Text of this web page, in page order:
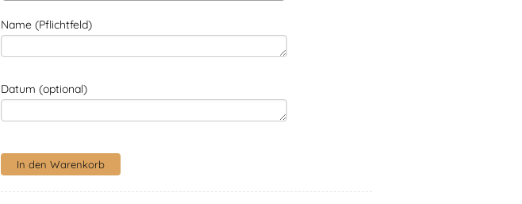
Name (Pflichtfeld)
Datum (optional)